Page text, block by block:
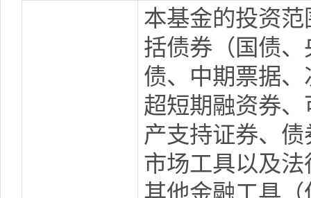
本基金的投资
括债券（国债
债、中期票据
超短期融资券
产支持证券、
市场工具以及
其他金融工具